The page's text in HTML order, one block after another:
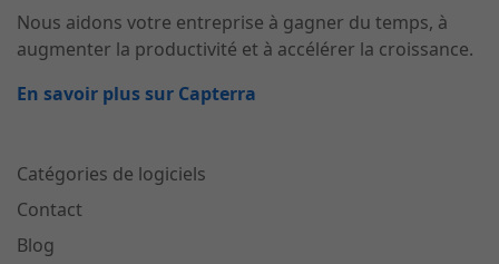
Nous aidons votre entreprise à gagner du temps, à
augmenter la productivité et à accélérer la croissance.
En savoir plus sur Capterra
Catégories de logiciels
Contact
Blog